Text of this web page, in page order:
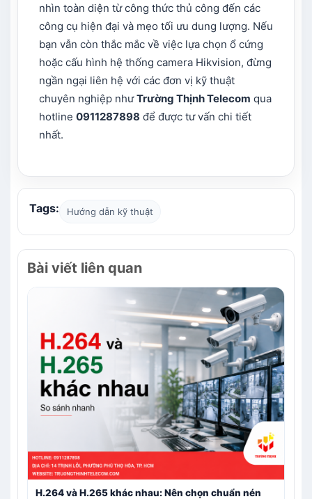
nhìn toàn diện từ công thức thủ công đến các
công cụ hiện đại và mẹo tối ưu dung lượng. Nếu
bạn vẫn còn thắc mắc về việc lựa chọn ổ cứng
hoặc cấu hình hệ thống camera Hikvision, đừng
ngần ngại liên hệ với các đơn vị kỹ thuật
chuyên nghiệp nhưTrường Thịnh Telecom qua
hotline 0911287898 để được tư vấn chi tiết
nhất.
Tags: Hướng dẫn kỹ thuật
Bài viết liên quan
H.264 và H.265 khác nhau: Nên chọn chuẩn nén